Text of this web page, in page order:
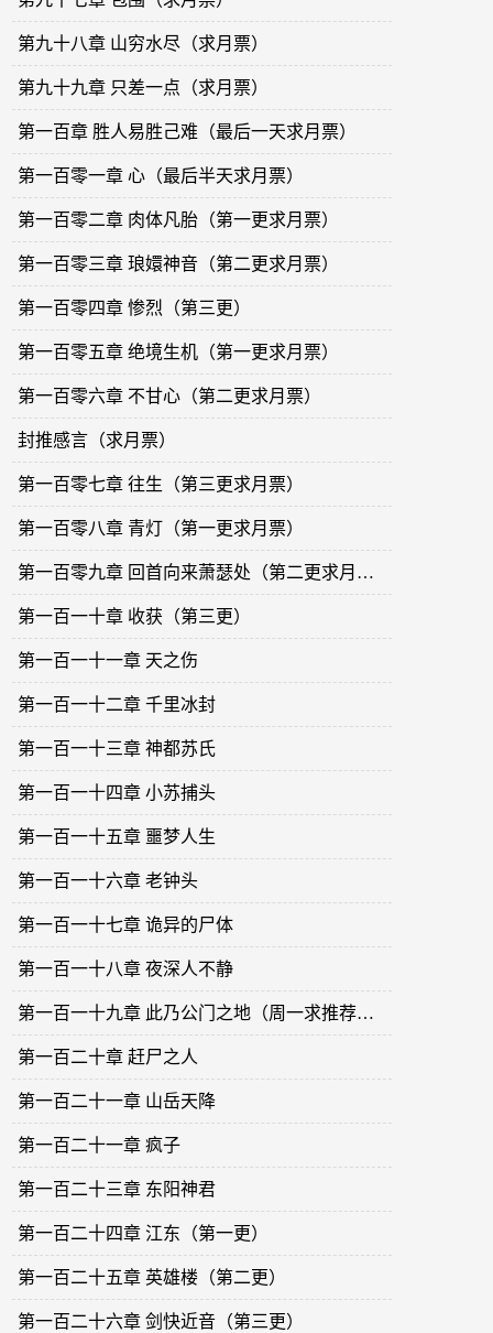
第九十八章 山穷水尽（求月票）
第九十九章 只差一点（求月票）
第一百章 胜人易胜己难（最后一天求月票）
第一百零一章 心（最后半天求月票）
第一百零二章 肉体凡胎（第一更求月票）
第一百零三章 琅嬛神音（第二更求月票）
第一百零四章 惨烈（第三更）
第一百零五章 绝境生机（第一更求月票）
第一百零六章 不甘心（第二更求月票）
封推感言（求月票）
第一百零七章 往生（第三更求月票）
第一百零八章 青灯（第一更求月票）
第一百零九章 回首向来萧瑟处（第二更求月票）
第一百一十章 收获（第三更）
第一百一十一章 天之伤
第一百一十二章 千里冰封
第一百一十三章 神都苏氏
第一百一十四章 小苏捕头
第一百一十五章 噩梦人生
第一百一十六章 老钟头
第一百一十七章 诡异的尸体
第一百一十八章 夜深人不静
第一百一十九章 此乃公门之地（周一求推荐票）
第一百二十章 赶尸之人
第一百二十一章 山岳天降
第一百二十一章 疯子
第一百二十三章 东阳神君
第一百二十四章 江东（第一更）
第一百二十五章 英雄楼（第二更）
第一百二十六章 剑快近音（第三更）